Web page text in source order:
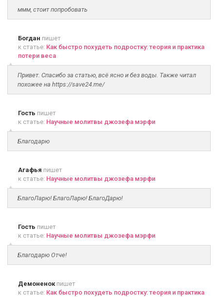
ммм, стоит попробовать
Богдан пишет
к статье: Как быстро похудеть подростку: теория и практика
потери веса
Привет. Спасибо за статью, всё ясно и без воды. Также читал
похожее на https://save24.me/
Гость пишет
к статье: Научные молитвы джозефа мэрфи
Благодарю
Агафья пишет
к статье: Научные молитвы джозефа мэрфи
БлагоЛарю! БлагоЛарю! БлагоДарю!
Гость пишет
к статье: Научные молитвы джозефа мэрфи
Благодарю Отче!
Демоненокпишет
к статье: Как быстро похудеть подростку: теория и практика